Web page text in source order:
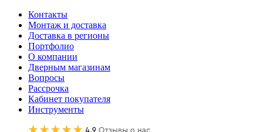
Контакты
Монтаж и доставка
Доставка в регионы
Портфолио
О компании
Дверным магазинам
Вопросы
Рассрочка
Кабинет покупателя
Инструменты